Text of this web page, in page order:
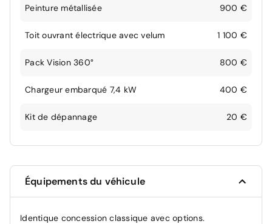
Peinture métallisée 900 €
Toit ouvrant électrique avec velum 1 100 €
Pack Vision 360° 800 €
Chargeur embarqué 7,4 kW 400 €
Kit de dépannage 20 €
Équipements du véhicule
Identique concession classique avec options.